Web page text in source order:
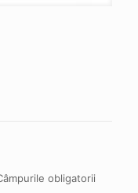
obligatorii